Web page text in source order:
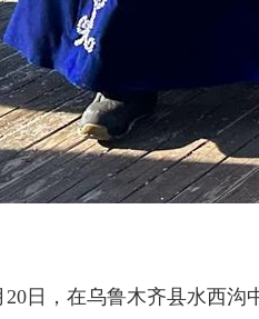
，在乌鲁木齐县水西沟中